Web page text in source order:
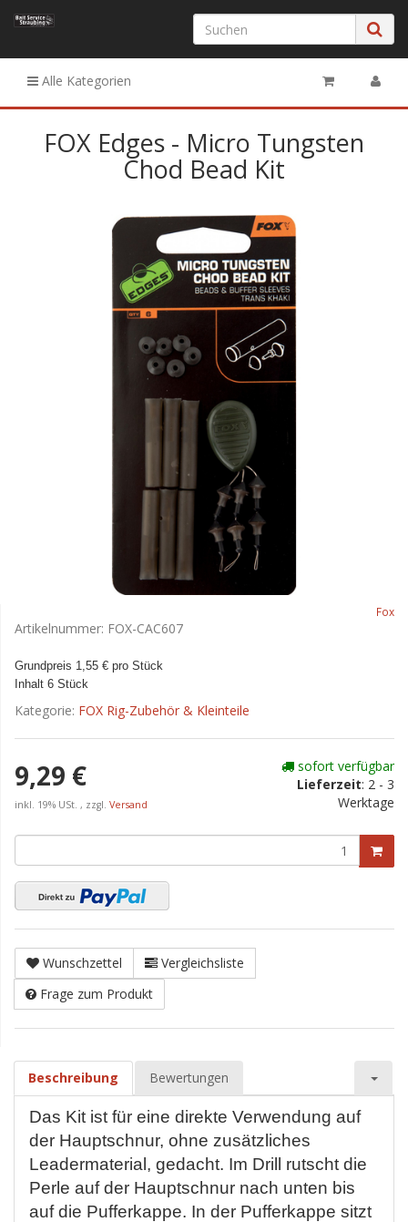
Alle Kategorien
FOX Edges - Micro Tungsten
Chod Bead Kit
Fox
Artikelnummer: FOX-CAC607
Grundpreis 1,55 € pro Stück
Inhalt 6 Stück
Kategorie: FOX Rig-Zubehör & Kleinteile
9,29 €
inkl. 19% USt. , zzgl. Versand
sofort verfügbar
Lieferzeit: 2 - 3
Werktage
Wunschzettel
Vergleichsliste
Frage zum Produkt
Beschreibung Bewertungen
Das Kit ist für eine direkte Verwendung auf
der Hauptschnur, ohne zusätzliches
Leadermaterial, gedacht. Im Drill rutscht die
Perle auf der Hauptschnur nach unten bis
auf die Pufferkappe. In der Pufferkappe sitzt